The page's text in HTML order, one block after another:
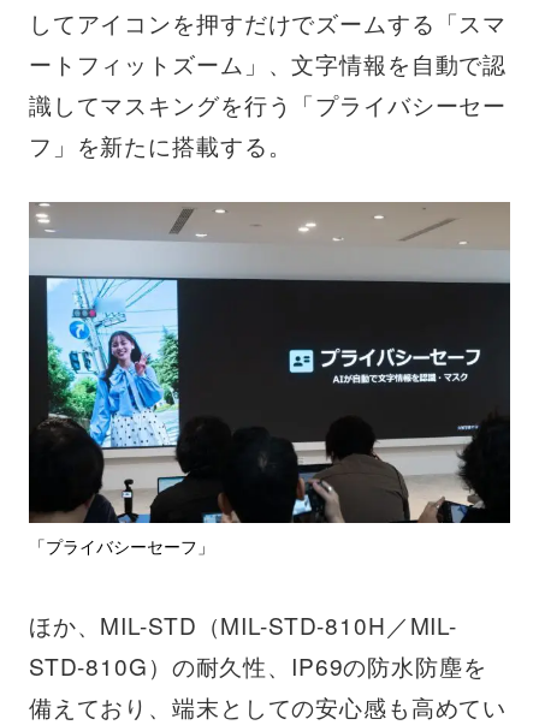
してアイコンを押すだけでズームする「スマ
ートフィットズーム」、文字情報を自動で認
識してマスキングを行う「プライバシーセー
フ」を新たに搭載する。
「プライバシーセーフ」
ほか、MIL-STD（MIL-STD-810H／MIL-
STD-810G）の耐久性、IP69の防水防塵を
備えており、端末としての安心感も高めてい